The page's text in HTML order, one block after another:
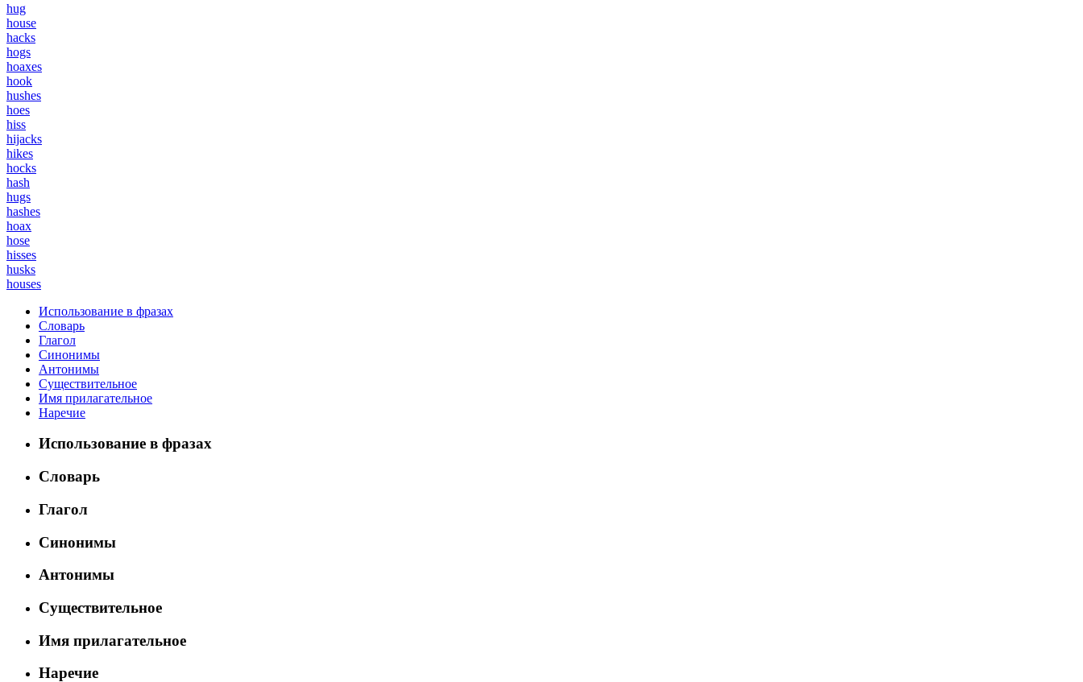
hug
house
hacks
hogs
hoaxes
hook
hushes
hoes
hiss
hijacks
hikes
hocks
hash
hugs
hashes
hoax
hose
hisses
husks
houses
Использование в фразах
Словарь
Глагол
Синонимы
Антонимы
Существительное
Имя прилагательное
Наречие
Использование в фразах
Словарь
Глагол
Синонимы
Антонимы
Существительное
Имя прилагательное
Наречие